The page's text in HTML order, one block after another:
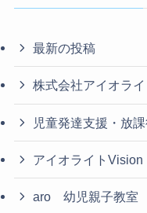
最新の投稿
株式会社アイオライ
児童発達支援・放
アイオライト
aro 幼児親子教室